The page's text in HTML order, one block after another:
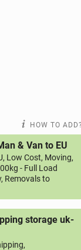
HOW TO ADD?
& Van to EU
Low Cost, Moving,
- Full Load
Removals to
storage uk-